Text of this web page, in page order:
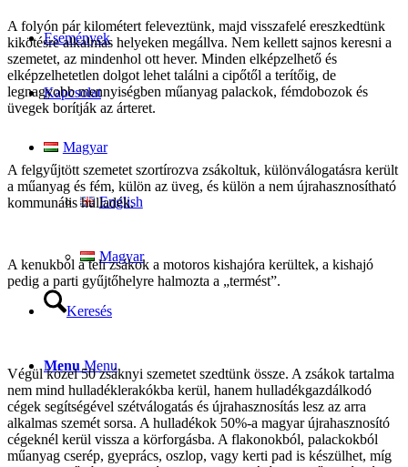
Események
Kapcsolat
Magyar
English
Magyar
Keresés
Menu Menu
A folyón pár kilométert feleveztünk, majd visszafelé ereszkedtünk
kikötésre alkalmas helyeken megállva. Nem kellett sajnos keresni a
szemetet, az mindenhol ott hever. Minden elképzelhető és
elképzelhetetlen dolgot lehet találni a cipőtől a terítőig, de
legnagyobb mennyiségben műanyag palackok, fémdobozok és
üvegek borítják az árteret.
A felgyűjtött szemetet szortírozva zsákoltuk, különválogatásra került
a műanyag és fém, külön az üveg, és külön a nem újrahasznosítható
kommunális hulladék.
A kenukból a teli zsákok a motoros kishajóra kerültek, a kishajó
pedig a parti gyűjtőhelyre halmozta a „termést”.
Végül közel 50 zsáknyi szemetet szedtünk össze. A zsákok tartalma
nem mind hulladéklerakókba kerül, hanem hulladékgazdálkodó
cégek segítségével szétválogatás és újrahasznosítás lesz az arra
alkalmas szemét sorsa. A hulladékok 50%-a magyar újrahasznosító
cégeknél kerül vissza a körforgásba. A flakonokból, palackokból
műanyag cserép, gyeprács, oszlop, vagy kerti pad is készülhet, míg